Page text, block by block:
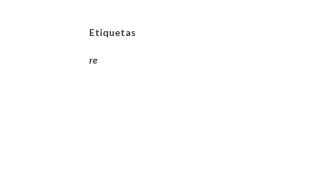
Etiquetas
re